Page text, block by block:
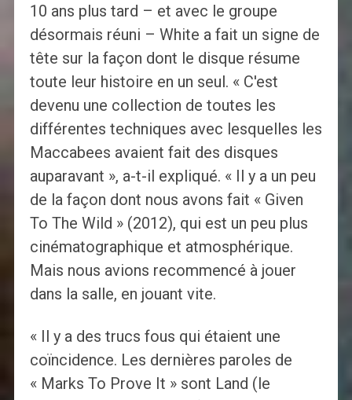
10 ans plus tard – et avec le groupe
désormais réuni – White a fait un signe de
tête sur la façon dont le disque résume
toute leur histoire en un seul. « C'est
devenu une collection de toutes les
différentes techniques avec lesquelles les
Maccabees avaient fait des disques
auparavant », a-t-il expliqué. « Il y a un peu
de la façon dont nous avons fait « Given
To The Wild » (2012), qui est un peu plus
cinématographique et atmosphérique.
Mais nous avions recommencé à jouer
dans la salle, en jouant vite.
« Il y a des trucs fous qui étaient une
coïncidence. Les dernières paroles de
« Marks To Prove It » sont Land (le